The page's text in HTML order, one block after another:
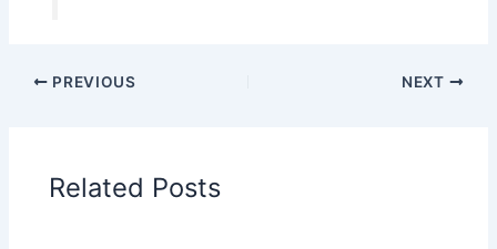
PREVIOUS NEXT
Related Posts